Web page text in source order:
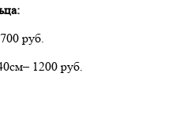
руб.
1200 руб.